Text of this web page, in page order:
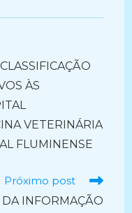
ÀS
VETERINÁRIA
FLUMINENSE
Próximo post
INFORMAÇÃO